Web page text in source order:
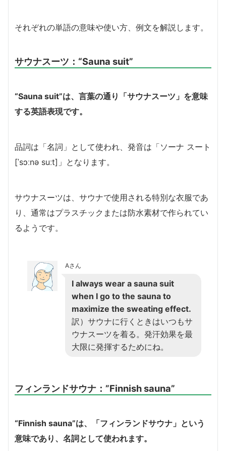
それぞれの単語の意味や使い方、例文を解説します。
サウナスーツ： “Sauna suit”
“Sauna suit”は、言葉の通り「サウナスーツ」を意味
する英語表現です。
品詞は「名詞」として使われ、発音は「ソーナ スート
[ˈsɔːnə suːt]」となります。
サウナスーツは、サウナで使用される特別な衣服であ
り、通常はプラスチックまたは防水素材で作られてい
るようです。
Aさん
I always wear a sauna suit
when I go to the sauna to
maximize the sweating effect.
訳）サウナに行くときはいつもサ
ウナスーツを着る。発汗効果を最
大限に発揮するためにね。
フィンランドサウナ ：”Finnish sauna”
“Finnish sauna”は、「フィンランドサウナ」という
意味であり、名詞として使われます。